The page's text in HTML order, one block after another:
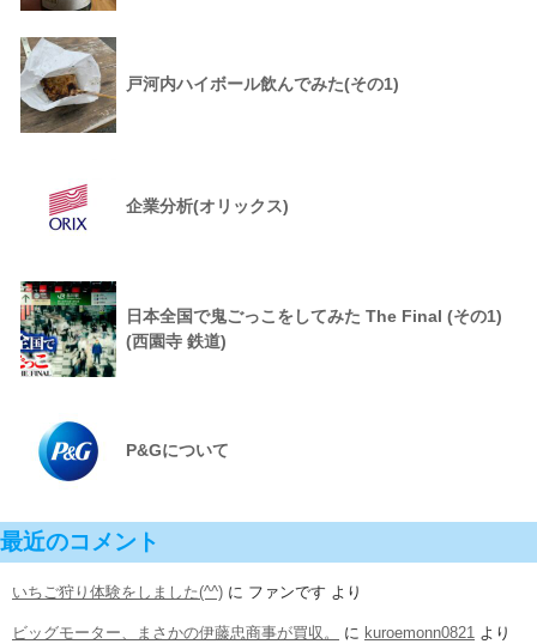
戸河内ハイボール飲んでみた(その1)
企業分析(オリックス)
日本全国で鬼ごっこをしてみた The Final (その1)
(西園寺 鉄道)
P&Gについて
最近のコメント
いちご狩り体験をしました(^^) に ファンです より
ビッグモーター、まさかの伊藤忠商事が買収。 に kuroemonn0821 より